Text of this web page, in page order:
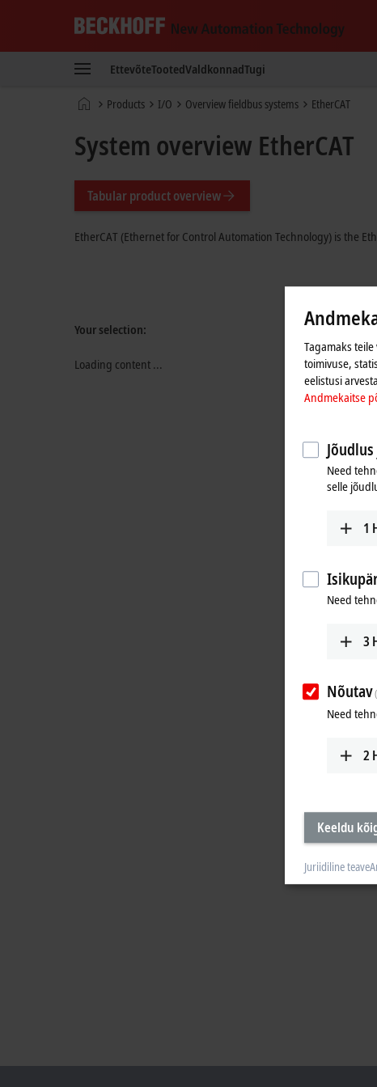
New
Technology
EttevõteTootedValdkonnadTugi
Avaleht Products I/O Overview fieldbus systems EtherCAT
System overview EtherCAT
Tabular product overview
EtherCAT (Ethernet for Control Automation Technology) is the
Your selection:
Loading content ...
Tagamaks
toimivuse,
eelistusi
Andmekaitse
Need
selle
1
Need
3
Nõutav
Need
2
Keeldu
Juriidiline teave